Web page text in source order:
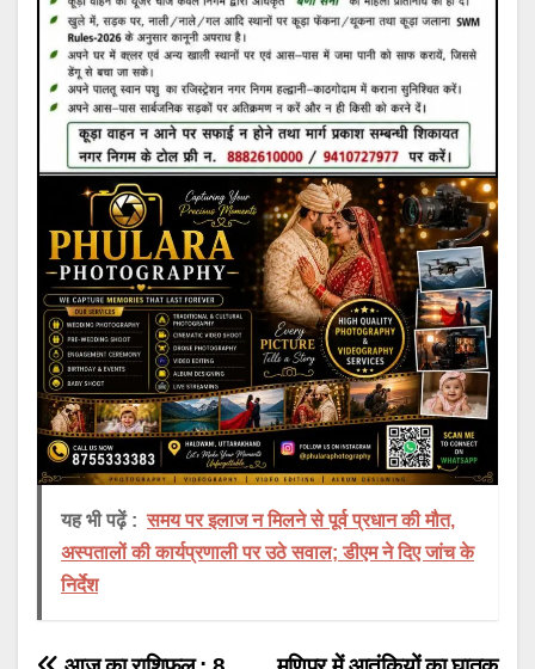
यह भी पढ़ें : समय पर इलाज न मिलने से पूर्व प्रधान की मौत,
अस्पतालों की कार्यप्रणाली पर उठे सवाल; डीएम ने दिए जांच के
निर्देश